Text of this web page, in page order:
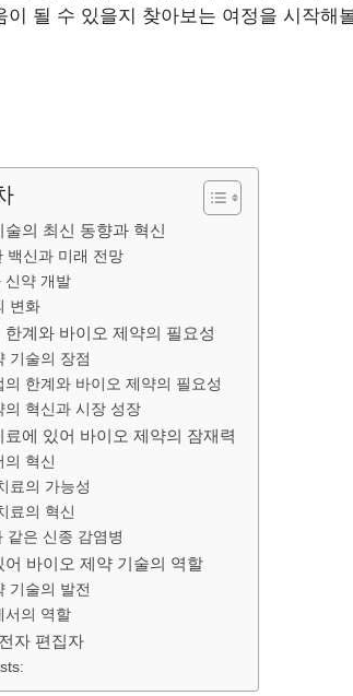
이 될 수 있을지 찾아보는 여정을 시작해
의 최신 동향과 혁신
백신과 미래 전망
신약 개발
변화
한계와 바이오 제약의 필요성
기술의 장점
의 한계와 바이오 제약의 필요성
의 혁신과 시장 성장
료에 있어 바이오 제약의 잠재력
의 혁신
료의 가능성
료의 혁신
같은 신종 감염병
어 바이오 제약 기술의 역할
기술의 발전
서의 역할
자 편집자